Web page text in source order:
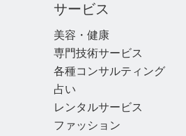
サービス
美容・健康
専門技術サービス
各種コンサルティング
占い
レンタルサービス
ファッション